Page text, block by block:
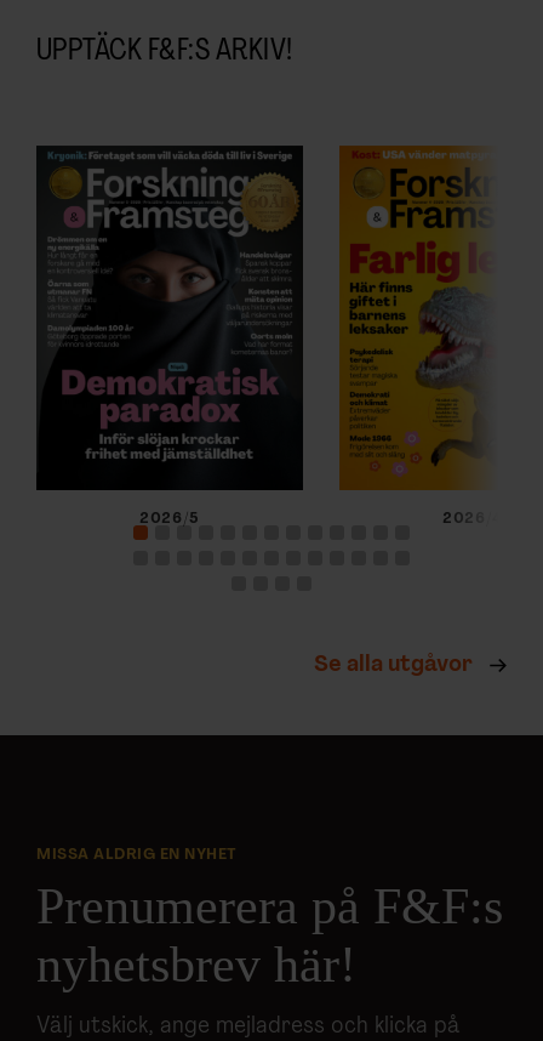
UPPTÄCK F&F:S ARKIV!
2026/5 2026/4
Se alla utgåvor
MISSA ALDRIG EN NYHET
Prenumerera på F&F:s
nyhetsbrev här!
Välj utskick, ange mejladress och klicka på